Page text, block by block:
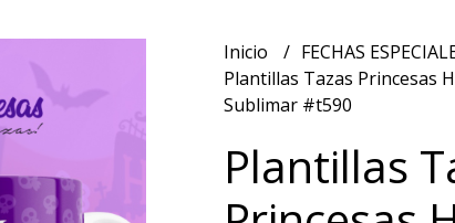
Inicio FECHAS
Plantillas Tazas Princesas
Sublimar #t590
Plantillas